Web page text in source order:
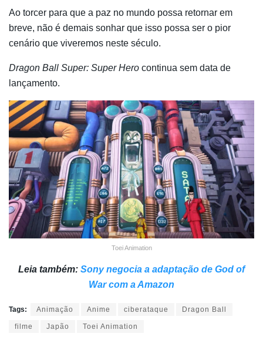
Ao torcer para que a paz no mundo possa retornar em
breve, não é demais sonhar que isso possa ser o pior
cenário que viveremos neste século.
Dragon Ball Super: Super Hero continua sem data de
lançamento.
Toei Animation
Leia também: Sony negocia a adaptação de God of
War com a Amazon
Tags: Animação Anime ciberataque Dragon Ball
filme Japão Toei Animation